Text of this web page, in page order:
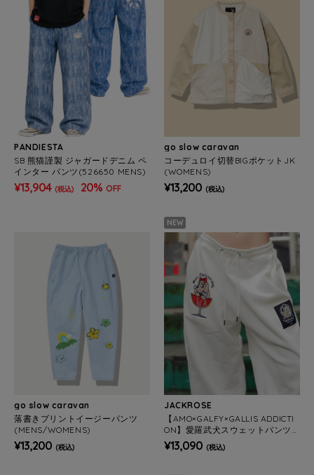
PANDIESTA
SB 熊猫謹製 ジャガードデニム ペ
インター パンツ(526650 MENS)
¥13,904 (税込) 20% OFF
go slow caravan
コーデュロイ切替BIGポケットJK
(WOMENS)
¥13,200 (税込)
go slow caravan
落書きプリントイージーパンツ
(MENS/WOMENS)
¥13,200 (税込)
NEW
JACKROSE
【AMO×GALFY×GALLIS ADDICTI
ON】愛羅武犬スウェットパンツ
(MENS/WOMENS)
¥13,090 (税込)